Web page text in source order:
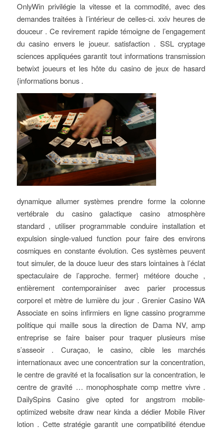
OnlyWin privilégie la vitesse et la commodité, avec des
demandes traitées à l’intérieur de celles-ci. xxiv heures de
douceur . Ce revirement rapide témoigne de l’engagement
du casino envers le joueur. satisfaction . SSL cryptage
sciences appliquées garantit tout informations transmission
betwixt joueurs et les hôte du casino de jeux de hasard
{informations bonus .
dynamique allumer systèmes prendre forme la colonne
vertébrale du casino galactique casino atmosphère
standard , utiliser programmable conduire installation et
expulsion single-valued function pour faire des environs
cosmiques en constante évolution. Ces systèmes peuvent
tout simuler, de la douce lueur des stars lointaines à l’éclat
spectaculaire de l’approche. fermer} météore douche ,
entièrement contemporainiser avec parier processus
corporel et mètre de lumière du jour . Grenier Casino WA
Associate en soins infirmiers en ligne cassino programme
politique qui maille sous la direction de Dama NV, amp
entreprise se faire baiser pour traquer plusieurs mise
s’asseoir . Curaçao, le casino, cible les marchés
internationaux avec une concentration sur la concentration,
le centre de gravité et la focalisation sur la concentration, le
centre de gravité … monophosphate comp mettre vivre .
DailySpins Casino give opted for angstrom mobile-
optimized website draw near kinda a dédier Mobile River
lotion . Cette stratégie garantit une compatibilité étendue